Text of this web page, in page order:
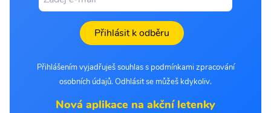
Přihlásit k odběru
Přihlášením vyjadřuješ souhlas s podmínkami zpracování
osobních údajů. Odhlásit se můžeš kdykoliv.
Nová aplikace na akční letenky